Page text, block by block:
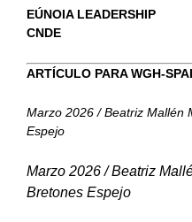
EÚNOIA LEADERSHIP
CNDE
ARTÍCULO PARA WGH-
Marzo 2026 / Beatriz Mallén
Espejo
Marzo 2026 / Beatriz
Bretones Espejo